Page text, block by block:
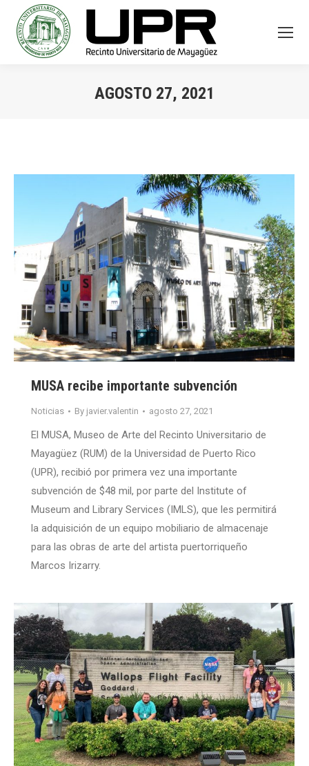
AGOSTO 27, 2021
MUSA recibe importante subvención
Noticias By javier.valentin agosto 27, 2021
El MUSA, Museo de Arte del Recinto Universitario de
Mayagüez (RUM) de la Universidad de Puerto Rico
(UPR), recibió por primera vez una importante
subvención de $48 mil, por parte del Institute of
Museum and Library Services (IMLS), que les permitirá
la adquisición de un equipo mobiliario de almacenaje
para las obras de arte del artista puertorriqueño
Marcos Irizarry.